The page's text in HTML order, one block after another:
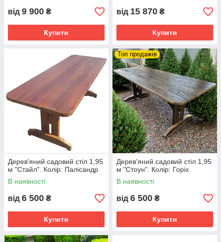
від 9 900 ₴
Купити
від 15 870 ₴
Купити
Дерев'яний садовий стіл 1,95
м "Стайл". Колір: Палісандр
В наявності
від 6 500 ₴
Купити
Топ продажів
Дерев'яний садовий стіл 1,95
м "Стоун". Колір: Горіх
В наявності
від 6 500 ₴
Купити